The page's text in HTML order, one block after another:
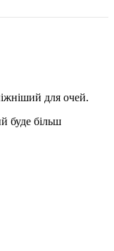
для очей.
буде більш